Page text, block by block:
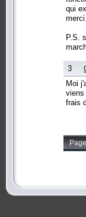
qui
merci.
P.S.
3
Moi
viens
frais